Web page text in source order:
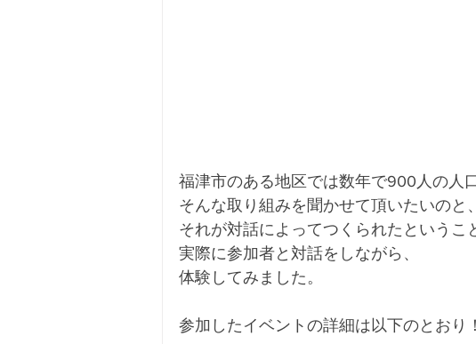
福津市のある地区では数年で900人の人
そんな取り組みを聞かせて頂いたいのと、
それが対話によってつくられたというこ
実際に参加者と対話をしながら、
体験してみました。
参加したイベントの詳細は以下のとおり